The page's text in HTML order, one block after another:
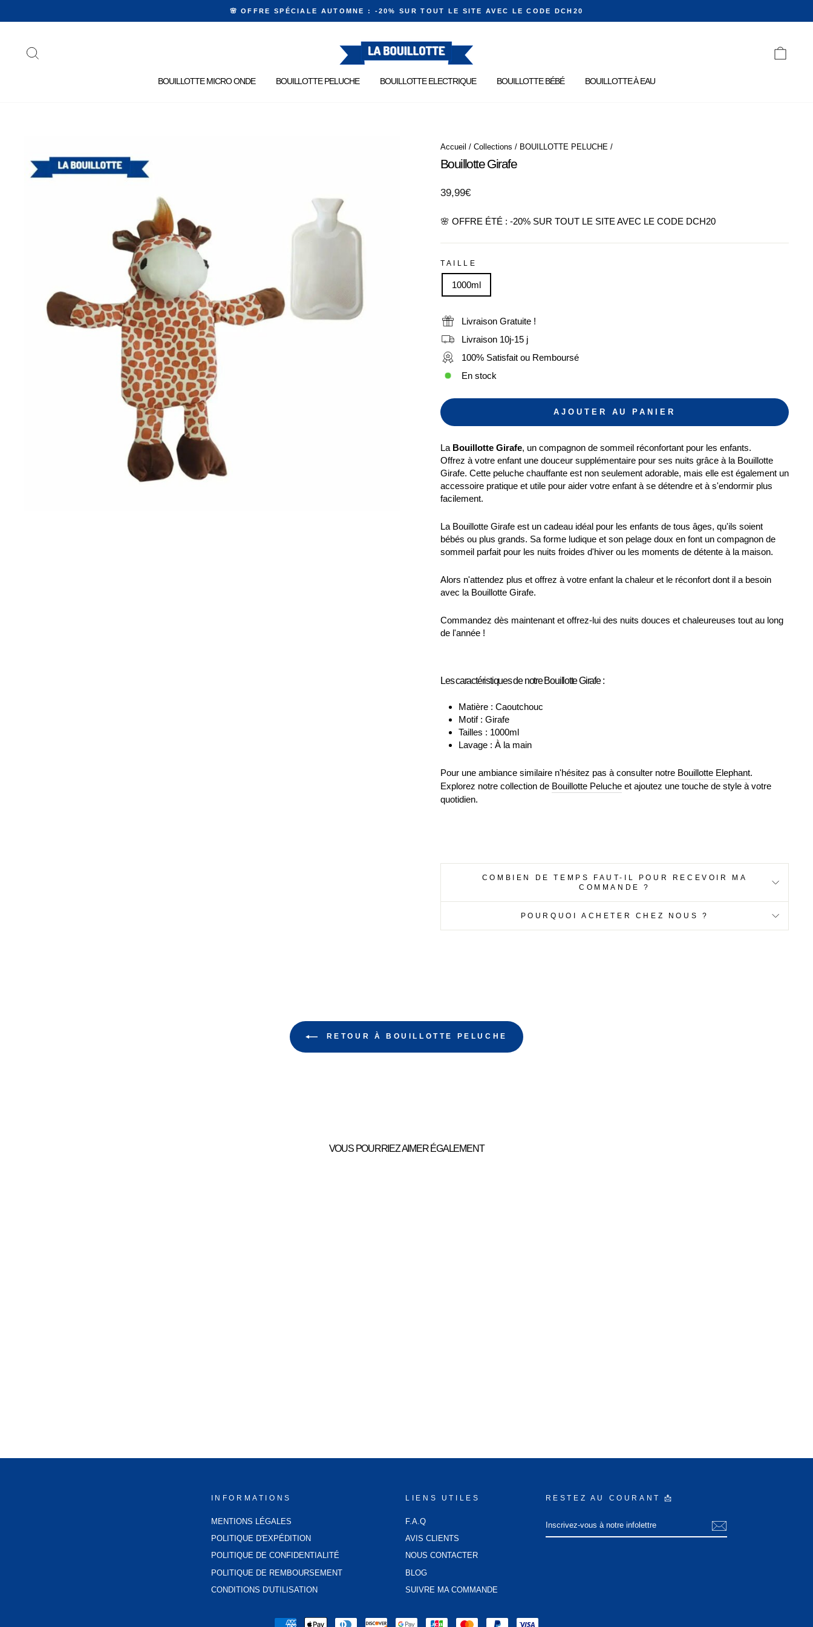
Diaporama
🌸 OFFRE SPÉCIALE AUTOMNE : -20% SUR TOUT LE SITE AVEC LE CODE DCH20
BOUILLOTTE MICRO ONDE BOUILLOTTE PELUCHE BOUILLOTTE ELECTRIQUE BOUILLOTTE BÉBÉ BOUILLOTTE À EAU
Accueil / Collections / BOUILLOTTE PELUCHE /
Bouillotte Girafe
Prix
39,99€
🌸 OFFRE ÉTÉ : -20% SUR TOUT LE SITE AVEC LE CODE DCH20
TAILLE
1000ml
Livraison Gratuite !
Livraison 10j-15 j
100% Satisfait ou Remboursé
En stock
AJOUTER AU PANIER
La Bouillotte Girafe, un compagnon de sommeil réconfortant pour les enfants.
Offrez à votre enfant une douceur supplémentaire pour ses nuits grâce à la Bouillotte
Girafe. Cette peluche chauffante est non seulement adorable, mais elle est également un
accessoire pratique et utile pour aider votre enfant à se détendre et à s'endormir plus
facilement.
La Bouillotte Girafe est un cadeau idéal pour les enfants de tous âges, qu'ils soient
bébés ou plus grands. Sa forme ludique et son pelage doux en font un compagnon de
sommeil parfait pour les nuits froides d'hiver ou les moments de détente à la maison.
Alors n'attendez plus et offrez à votre enfant la chaleur et le réconfort dont il a besoin
avec la Bouillotte Girafe.
Commandez dès maintenant et offrez-lui des nuits douces et chaleureuses tout au long
de l'année !
Les caractéristiques de notre Bouillotte Girafe :
Matière : Caoutchouc
Motif : Girafe
Tailles : 1000ml
Lavage : À la main
Pour une ambiance similaire n'hésitez pas à consulter notre Bouillotte Elephant.
Explorez notre collection de Bouillotte Peluche et ajoutez une touche de style à votre
quotidien.
COMBIEN DE TEMPS FAUT-IL POUR RECEVOIR MA
COMMANDE ?
POURQUOI ACHETER CHEZ NOUS ?
RETOUR À BOUILLOTTE PELUCHE
VOUS POURRIEZ AIMER ÉGALEMENT
INFORMATIONS
MENTIONS LÉGALES
POLITIQUE D'EXPÉDITION
POLITIQUE DE CONFIDENTIALITÉ
POLITIQUE DE REMBOURSEMENT
CONDITIONS D'UTILISATION
LIENS UTILES
F.A.Q
AVIS CLIENTS
NOUS CONTACTER
BLOG
SUIVRE MA COMMANDE
RESTEZ AU COURANT 📩
VOUS